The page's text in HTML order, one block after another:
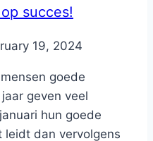
succes!
19, 2024
goede
geven veel
hun goede
leidt dan vervolgens